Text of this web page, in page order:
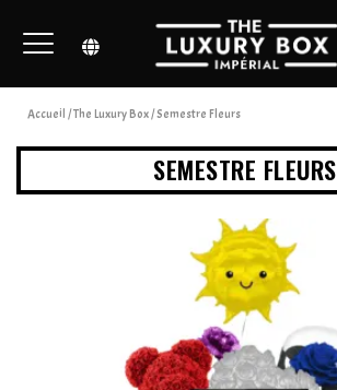
Accueil /The Luxury Box/ Semestre Fleurs
SEMESTRE FLEURS